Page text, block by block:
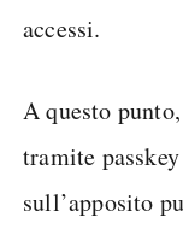
accessi.
A questo
tramite
sull’apposito